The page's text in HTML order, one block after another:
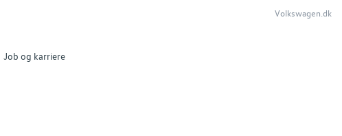
Job og karriere
Volkswagen.dk